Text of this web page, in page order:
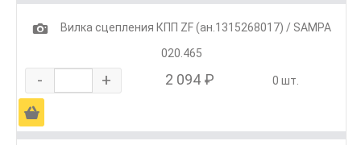
1
Вилка сцепления КПП ZF (ан.1315268017) / SAMPA
020.465
- + 2 094 ₽ 0 шт.
Ä